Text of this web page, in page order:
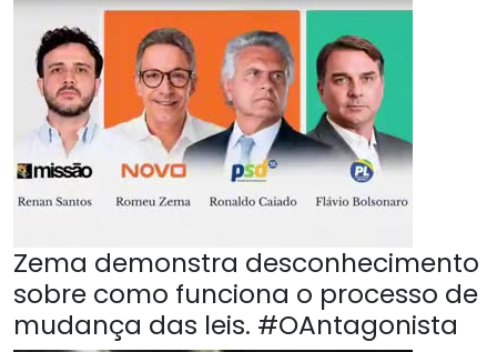
Zema demonstra desconhecimento
sobre como funciona o processo de
mudança das leis. #OAntagonista